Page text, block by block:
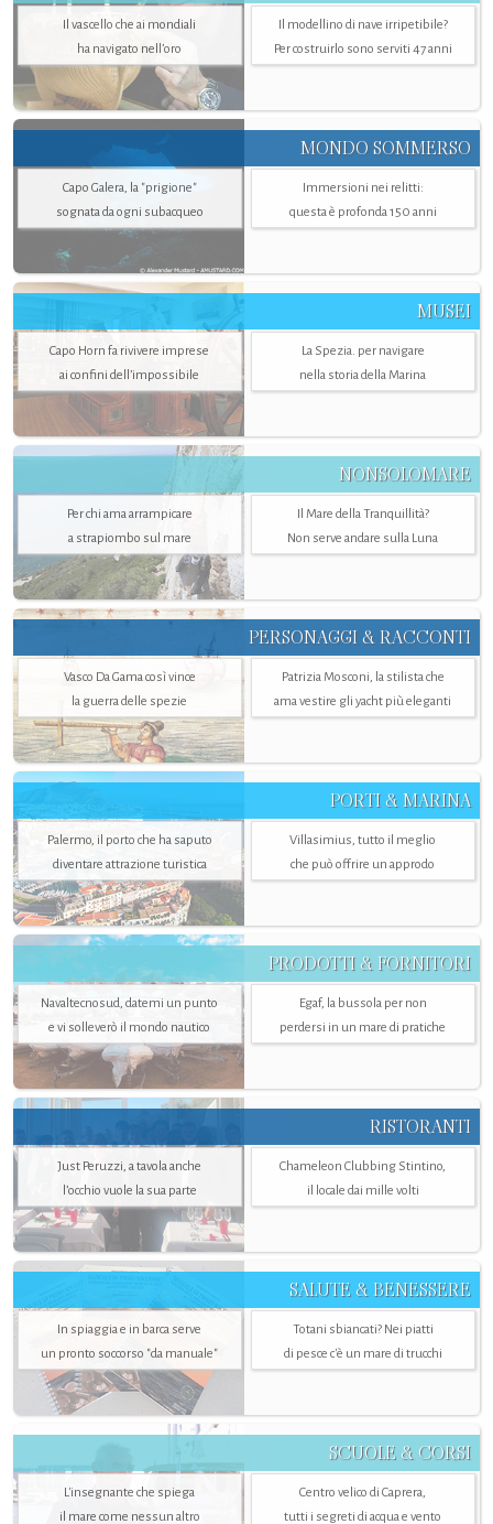
Il vascello che ai mondiali
ha navigato nell’oro
Il modellino di nave irripetibile?
Per costruirlo sono serviti 47 anni
MONDO SOMMERSO
Capo Galera, la "prigione"
sognata da ogni subacqueo
Immersioni nei relitti:
questa è profonda 150 anni
MUSEI
Capo Horn fa rivivere imprese
ai confini dell’impossibile
La Spezia. per navigare
nella storia della Marina
NONSOLOMARE
Per chi ama arrampicare
a strapiombo sul mare
Il Mare della Tranquillità?
Non serve andare sulla Luna
PERSONAGGI & RACCONTI
Vasco Da Gama così vince
la guerra delle spezie
Patrizia Mosconi, la stilista che
ama vestire gli yacht più eleganti
PORTI & MARINA
Palermo, il porto che ha saputo
diventare attrazione turistica
Villasimius, tutto il meglio
che può offrire un approdo
PRODOTTI & FORNITORI
Navaltecnosud, datemi un punto
e vi solleverò il mondo nautico
Egaf, la bussola per non
perdersi in un mare di pratiche
RISTORANTI
Just Peruzzi, a tavola anche
l’occhio vuole la sua parte
Chameleon Clubbing Stintino,
il locale dai mille volti
SALUTE & BENESSERE
In spiaggia e in barca serve
un pronto soccorso "da manuale"
Totani sbiancati? Nei piatti
di pesce c'è un mare di trucchi
SCUOLE & CORSI
L'insegnante che spiega
il mare come nessun altro
Centro velico di Caprera,
tutti i segreti di acqua e vento